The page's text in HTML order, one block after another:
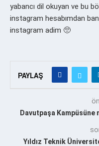
yabancı dil okuyan ve bu
instagram hesabımdan
instagram adim 🥺
PAYLAŞ
Davutpaşa Kampüsüne
Yıldız Teknik